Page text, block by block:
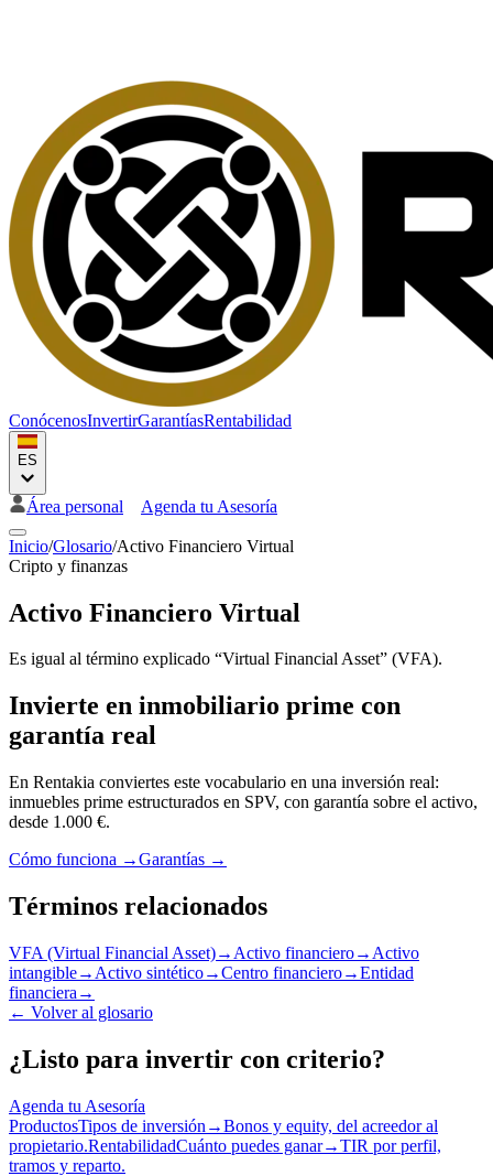
ConócenosInvertirGarantíasRentabilidad
ES
Área personal Agenda tu Asesoría
Inicio/Glosario/Activo Financiero Virtual
Cripto y finanzas
Activo Financiero Virtual
Es igual al término explicado “Virtual Financial Asset” (VFA).
Invierte en inmobiliario prime con
garantía real
En Rentakia conviertes este vocabulario en una inversión real:
inmuebles prime estructurados en SPV, con garantía sobre el activo,
desde 1.000 €.
Cómo funciona →Garantías →
Términos relacionados
VFA (Virtual Financial Asset)→ Activo financiero→ Activo
intangible→ Activo sintético→Centro financiero→Entidad
financiera →
← Volver al glosario
¿Listo para invertir con criterio?
Agenda tu Asesoría
ProductosTipos de inversión →Bonos y equity, del acreedor al
propietario.RentabilidadCuánto puedes ganar→TIR por perfil,
tramos y reparto.